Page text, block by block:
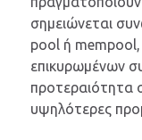
σημειώνεται
pool ή
επικυρωμένων
προτεραιότητα
υψηλότερες